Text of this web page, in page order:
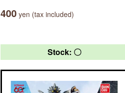
400 yen (tax included)
Stock: 〇